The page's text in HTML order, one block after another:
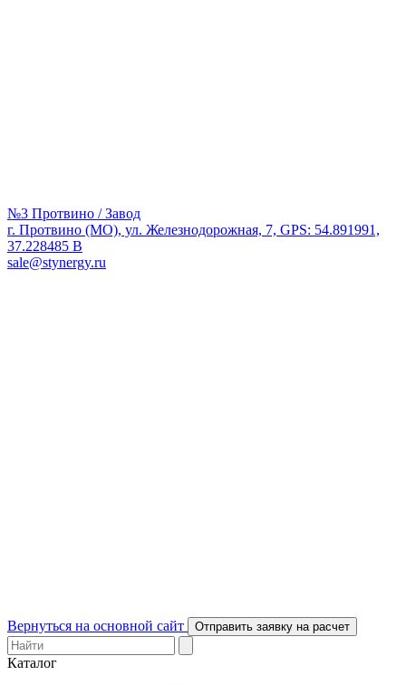
№3 Протвино / Завод
г. Протвино (МО), ул. Железнодорожная, 7, GPS: 54.891991,
37.228485 В
sale@stynergy.ru
Вернуться на основной сайт Отправить заявку на расчет
Каталог